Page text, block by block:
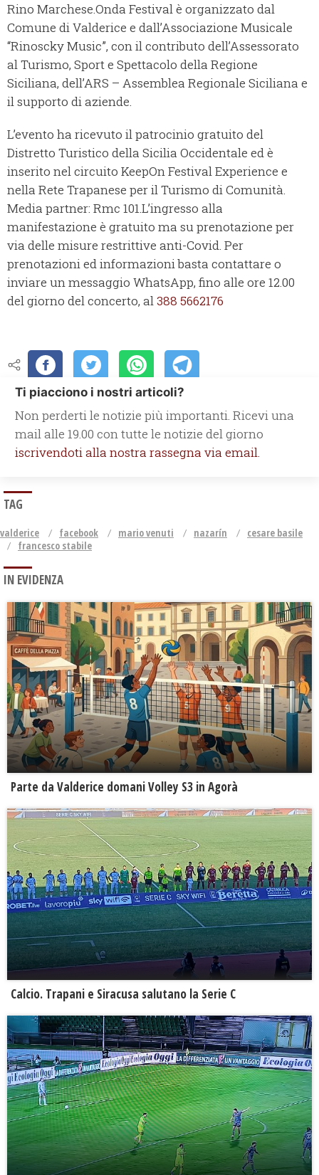
Rino Marchese.Onda Festival è organizzato dal
Comune di Valderice e dall’Associazione Musicale
“Rinoscky Music”, con il contributo dell’Assessorato
al Turismo, Sport e Spettacolo della Regione
Siciliana, dell’ARS – Assemblea Regionale Siciliana e
il supporto di aziende.
L’evento ha ricevuto il patrocinio gratuito del
Distretto Turistico della Sicilia Occidentale ed è
inserito nel circuito KeepOn Festival Experience e
nella Rete Trapanese per il Turismo di Comunità.
Media partner: Rmc 101.L’ingresso alla
manifestazione è gratuito ma su prenotazione per
via delle misure restrittive anti-Covid. Per
prenotazioni ed informazioni basta contattare o
inviare un messaggio WhatsApp, fino alle ore 12.00
del giorno del concerto, al388 5662176
Ti piacciono i nostri articoli?
Non perderti le notizie più importanti. Ricevi una
mail alle 19.00 con tutte le notizie del giorno
iscrivendoti alla nostra rassegna via email.
TAG
valderice facebook mario venuti nazarín
cesare basile
francesco stabile
IN EVIDENZA
Parte da Valderice domani Volley S3 in Agorà
Calcio. Trapani e Siracusa salutano la Serie C